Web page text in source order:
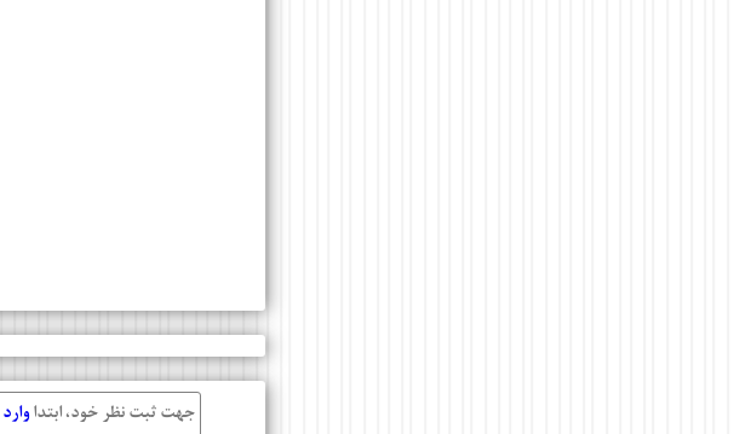
جهت ثبت نظر خود، ابتداوارد